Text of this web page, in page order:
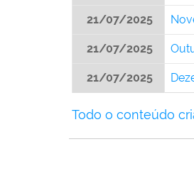
21/07/2025
21/07/2025
21/07/2025
Todo o conteúdo